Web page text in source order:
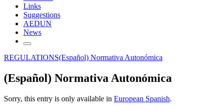
Links
Suggestions
AEDUN
News
REGULATIONS(Español) Normativa Autonómica
(Español) Normativa Autonómica
Sorry, this entry is only available in European Spanish.